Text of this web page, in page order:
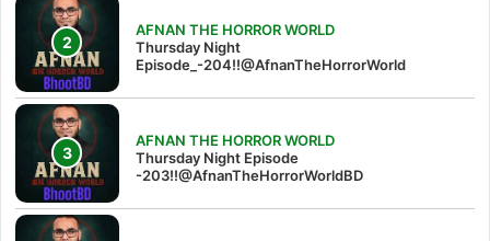
AFNAN THE HORROR WORLD
Thursday Night
Episode_-204!!@AfnanTheHorrorWorld
AFNAN THE HORROR WORLD
Thursday Night Episode
-203!!@AfnanTheHorrorWorldBD